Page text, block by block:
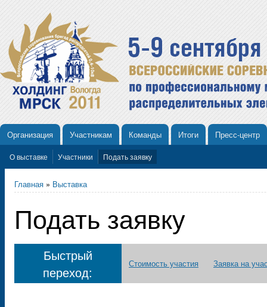
Организация Участникам Команды Итоги Пресс-центр
О выставке Участники Подать заявку
Главная » Выставка
Подать заявку
Быстрый
переход:
Стоимость участия Заявка на